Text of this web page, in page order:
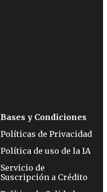
Bases y Condiciones
Políticas de Privacidad
Política de uso de la IA
Servicio de
Suscripción a Crédito